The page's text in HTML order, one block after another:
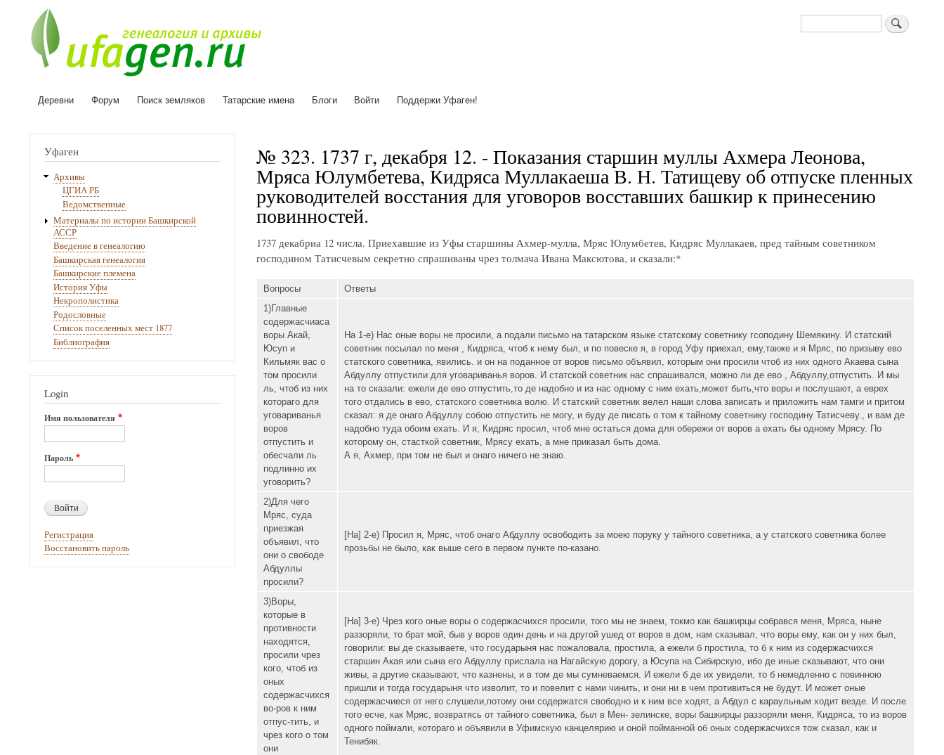
Поиск
Основная
Деревни Форум Поиск земляков Татарские имена Блоги Войти Поддержи Уфаген!
№ 323. 1737 г, декабря 12. - Показания старшин муллы Ахмера Леонова,
Мряса Юлумбетева, Кидряса Муллакаеша В. Н. Татищеву об отпуске пленных
руководителей восстания для уговоров восставших башкир к принесению
повинностей.
1737 декабриа 12 числа. Приехавшие из Уфы старшины Ахмер-мулла, Мряс Юлумбетев, Кидряс Муллакаев, пред тайным советником
господином Татисчевым секретно спрашиваны чрез толмача Ивана Максютова, и сказали:*
Вопросы
Ответы
1)Главные
содержасчиаса
воры Акай,
Юсуп и
Кильмяк вас о
том просили
ль, чтоб из них
котораго для
уговариванья
воров
отпустить и
обесчали ль
подлинно их
уговорить?
На 1-е) Нас оные воры не просили, а подали письмо на татарском языке статскому советнику гсоподину Шемякину. И статский
советник посылал по меня , Кидряса, чтоб к нему был, и по повеске я, в город Уфу приехал, ему,также и я Мряс, по призыву ево
статского советника, явились. и он на поданное от воров письмо объявил, которым они просили чтоб из них одного Акаева сына
Абдуллу отпустили для уговариванья воров. И статской советник нас спрашивался, можно ли де ево , Абдуллу,отпустить. И мы
на то сказали: ежели де ево отпустить,то де надобно и из нас одному с ним ехать,может быть,что воры и послушают, а еврех
того отдались в ево, статского советника волю. И статский советник велел наши слова записать и приложить нам тамги и притом
сказал: я де онаго Абдуллу собою отпустить не могу, и буду де писать о том к тайному советнику господину Татисчеву., и вам де
надобно туда обоим ехать. И я, Кидряс просил, чтоб мне остаться дома для обережи от воров а ехать бы одному Мрясу. По
которому он, стасткой советник, Мрясу ехать, а мне приказал быть дома.
А я, Ахмер, при том не был и онаго ничего не знаю.
2)Для чего
Мряс, суда
приезжая
объявил, что
они о свободе
Абдуллы
просили?
[На] 2-е) Просил я, Мряс, чтоб онаго Абдуллу освободить за моею поруку у тайного советника, а у статского советника более
прозьбы не было, как выше сего в первом пункте по-казано.
3)Воры,
которые в
противности
находятся,
просили чрез
кого, чтоб из
оных
содержасчихся
во-ров к ним
отпус-тить, и
чрез кого о том
они
[На] 3-е) Чрез кого оные воры о содержасчихся просили, того мы не знаем, токмо как башкирцы собрався меня, Мряса, ныне
раззоряли, то брат мой, быв у воров один день и на другой ушед от воров в дом, нам сказывал, что воры ему, как он у них был,
говорили: вы де сказываете, что государыня нас пожаловала, простила, а ежели б простила, то б к ним из содержасчихся
старшин Акая или сына его Абдуллу прислала на Нагайскую дорогу, а Юсупа на Сибирскую, ибо де иные сказывают, что они
живы, а другие сказывают, что казнены, и в том де мы сумневаемся. И ежели б де их увидели, то б немедленно с повинною
пришли и тогда государыня что изволит, то и повелит с нами чинить, и они ни в чем противиться не будут. И может оные
содержасчиеся от него слушели,потому они содержатся свободно и к ним все ходят, а Абдул с караульным ходит везде. И после
того есче, как Мряс, возвратясь от тайного советника, был в Мен- зелинске, воры башкирцы раззоряли меня, Кидряса, то из воров
одного поймали, котораго и объявили в Уфимскую канцелярию и оной пойманной об оных содержасчихся тож сказал, как и
Тенибяк.
Уфаген
Архивы
ЦГИА РБ
Ведомственные
Материалы по истории Башкирской
АССР
Введение в генеалогию
Башкирская генеалогия
Башкирские племена
История Уфы
Некрополистика
Родословные
Список поселенных мест 1877
Библиография
Login
Имя пользователя
Пароль
Регистрация
Восстановить пароль